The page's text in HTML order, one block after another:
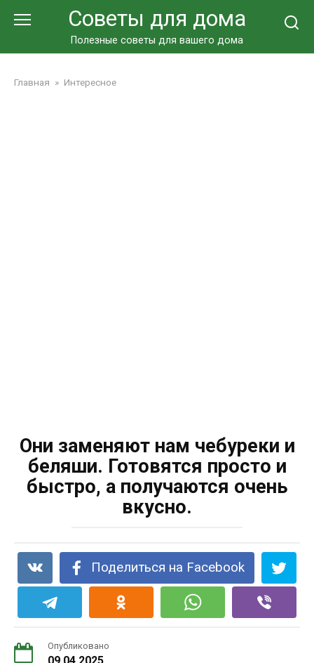
Советы для дома
Полезные советы для вашего дома
Главная » Интересное
Они заменяют нам чебуреки и
беляши. Готовятся просто и
быстро, а получаются очень
вкусно.
Поделиться на Facebook
Опубликовано